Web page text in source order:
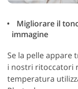
Migliorare il
immagine
Se la pelle appare
i nostri ritoccatori
temperatura